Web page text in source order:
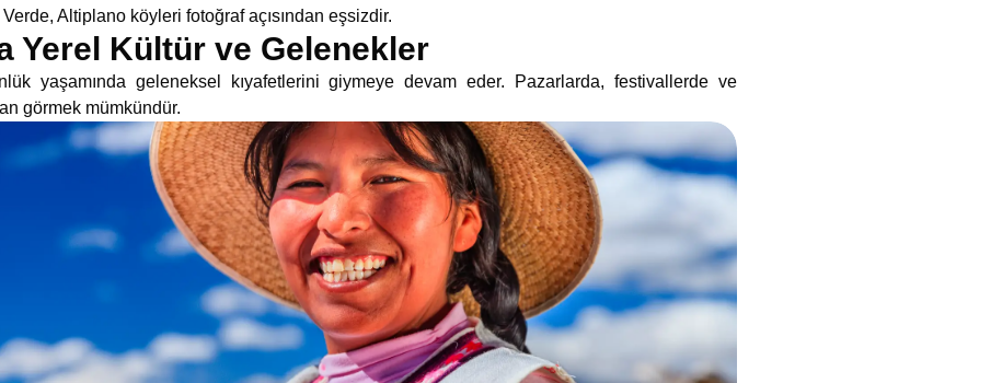
Altiplano köyleri fotoğraf açısından eşsizdir.
Yerel Kültür ve Gelenekler
yaşamında geleneksel kıyafetlerini giymeye devam eder. Pazarlarda, festivallerde ve
görmek mümkündür.